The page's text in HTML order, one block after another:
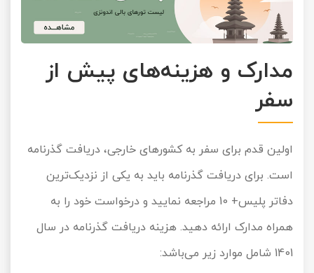
مدارک و هزینه‌های پیش از
سفر
اولین قدم برای سفر به کشورهای خارجی، دریافت گذرنامه
است. برای دریافت گذرنامه باید به یکی از نزدیک‌ترین
دفاتر پلیس+ 10 مراجعه نمایید و درخواست خود را به
همراه مدارک ارائه دهید. هزینه دریافت گذرنامه در سال
1401 شامل موارد زیر می‌باشد:
تور آفرود